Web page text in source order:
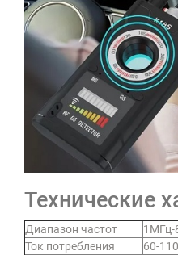
Технические
Диапазон частот
1МГц-
Ток потребления
60-